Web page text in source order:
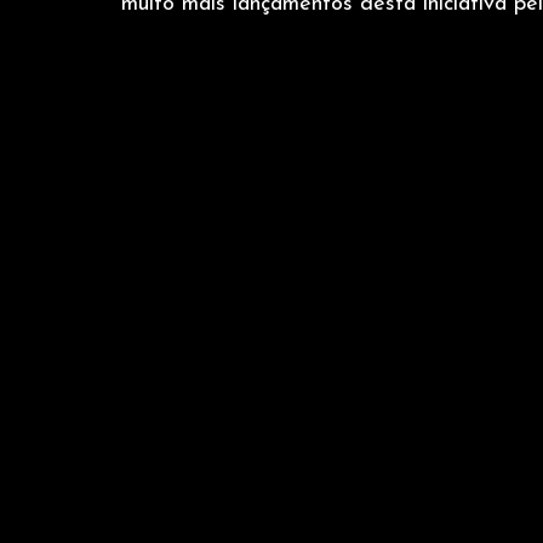
muito mais lançamentos desta iniciativa